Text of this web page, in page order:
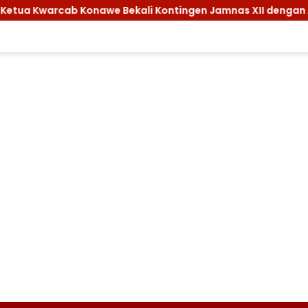
Konawe Bekali Kontingen Jamnas XII dengan Atribut